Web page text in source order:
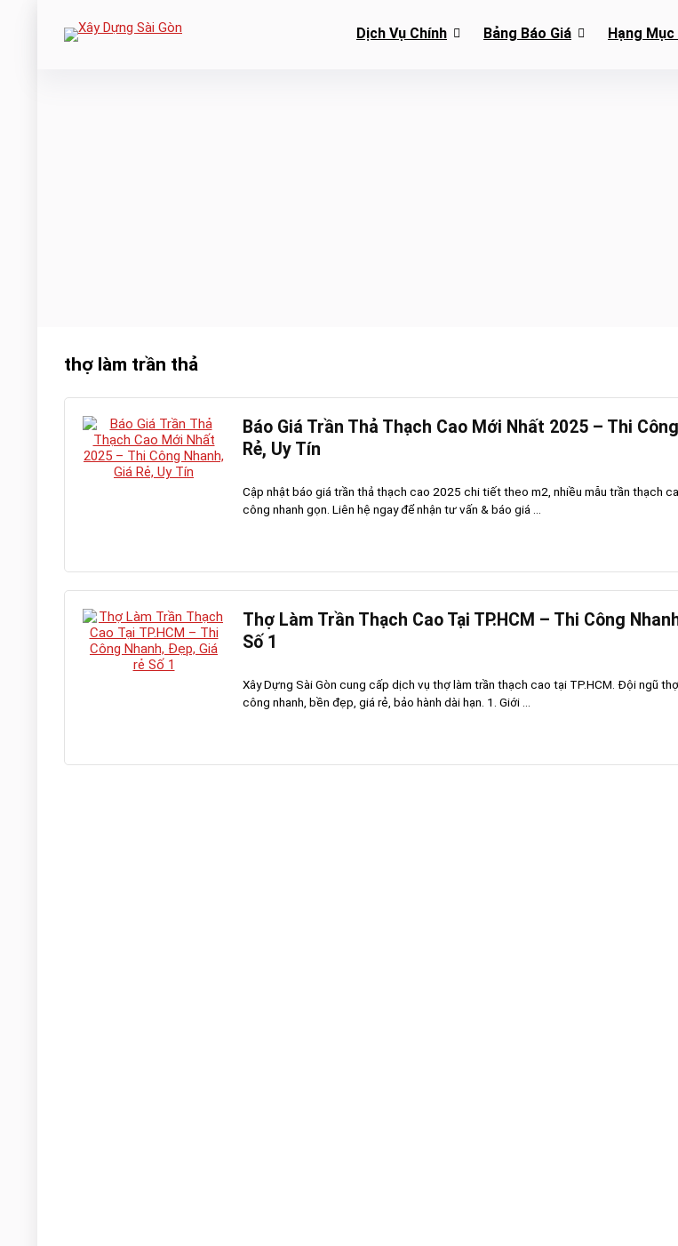
Dịch Vụ Chính Bảng Báo Giá Hạng
thợ làm trần thả
Báo Giá Trần Thả Thạch Cao Mới Nhất 2025 – Thi
Rẻ, Uy Tín
Cập nhật báo giá trần thả thạch cao 2025 chi tiết theo m2, nhiều mẫu trần thạch
công nhanh gọn. Liên hệ ngay để nhận tư vấn & báo giá ...
Thợ Làm Trần Thạch Cao Tại TP.HCM – Thi Công
Số 1
Xây Dựng Sài Gòn cung cấp dịch vụ thợ làm trần thạch cao tại TP.HCM. Đội ngũ
công nhanh, bền đẹp, giá rẻ, bảo hành dài hạn. 1. Giới ...